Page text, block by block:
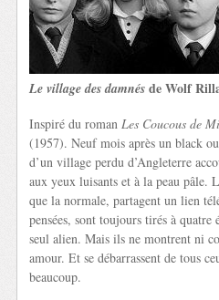
Le village des damnés de Wolf
Inspiré du romanLes Coucous de
(1957). Neuf mois après un black
d’un village perdu d’Angleterre
aux yeux luisants et à la peau pâle.
que la normale, partagent un lien
pensées, sont toujours tirés à
seul alien. Mais ils ne montrent ni
amour. Et se débarrassent de tous
beaucoup.